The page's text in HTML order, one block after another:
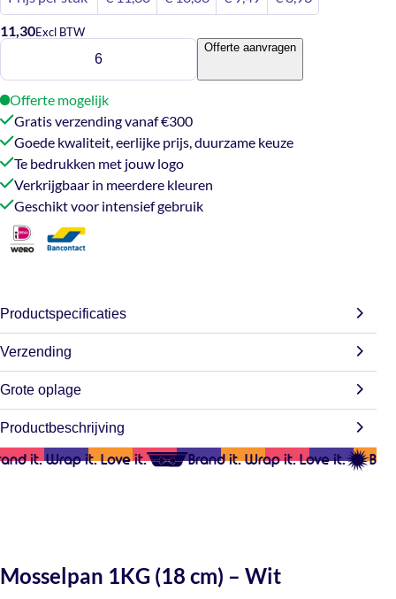
11,30Excl BTW
Mosselpan
–
Wit
aantal
Offerte aanvragen
Offerte mogelijk
Gratis verzending vanaf €300
Goede kwaliteit, eerlijke prijs, duurzame keuze
Te bedrukken met jouw logo
Verkrijgbaar in meerdere kleuren
Geschikt voor intensief gebruik
Productspecificaties
Afmetingen 18 × 19 cm
Afmeting
Verzending
Onze maatwerk producten worden speciaal voor jou
de meeste gevallen zorgen we ervoor dat jouw bestelling
binnen een week bij ons weg gaat.
Grote oplage
Op zoek naar grotere aantallen? Wij leveren ruime volumes
voor bedrijven, winkels en evenementen. Bij afname van
grotere aantallen profiteer je van nog scherpere prijzen per
Mail ons
Productbeschrijving
it. Wrap it. Love it. Brand it. Wrap it. Love it.
Mosselpan 1KG (18 cm) – Wit